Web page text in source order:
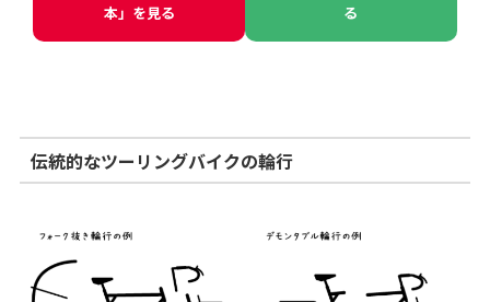
本」を見る
る
伝統的なツーリングバイクの輪行